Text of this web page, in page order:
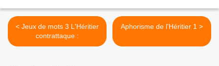
< Jeux de mots 3 L'Héritier
contrattaque :
Aphorisme de l'Héritier 1 >